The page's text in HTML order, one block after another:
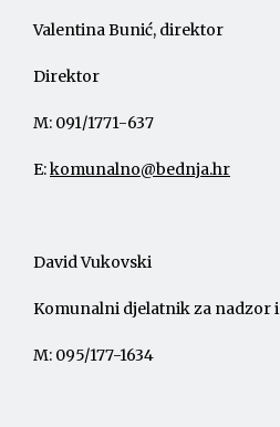
Valentina Bunić, direktor
Direktor
M: 091/1771-637
E:komunalno@bednja.hr
David Vukovski
Komunalni djelatnik za nadzor
M: 095/177-1634